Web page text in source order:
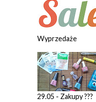
Wyprzedaże
29.05 - Zakupy ???